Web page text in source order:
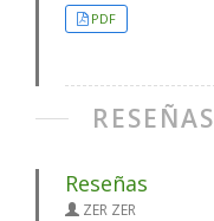
PDF
RESEÑAS
Reseñas
ZER ZER